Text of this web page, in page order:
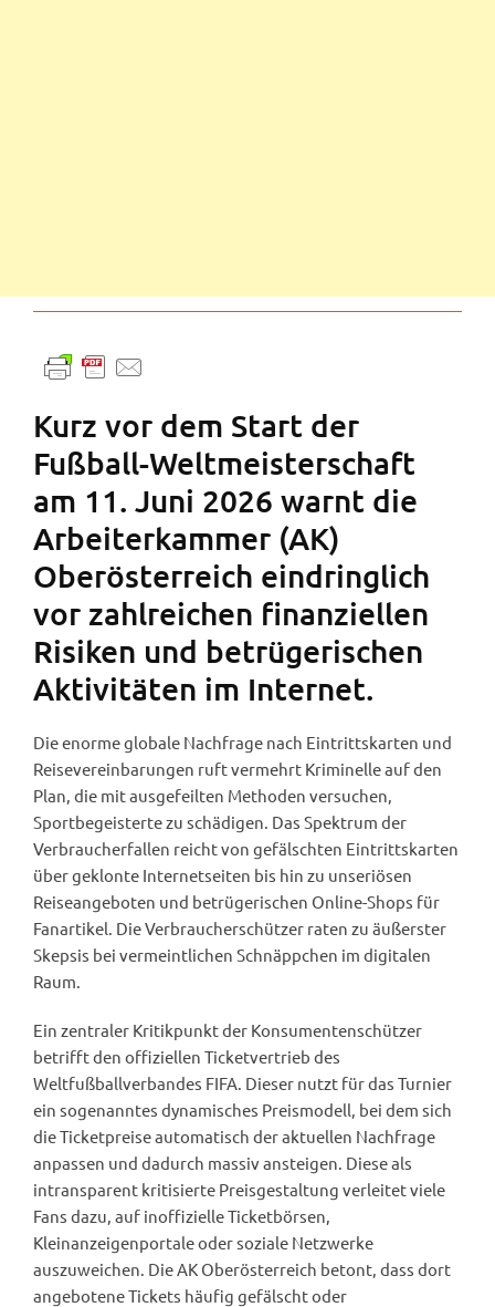
Kurz vor dem Start der
Fußball-Weltmeisterschaft
am 11. Juni 2026 warnt die
Arbeiterkammer (AK)
Oberösterreich eindringlich
vor zahlreichen finanziellen
Risiken und betrügerischen
Aktivitäten im Internet.
Die enorme globale Nachfrage nach Eintrittskarten und
Reisevereinbarungen ruft vermehrt Kriminelle auf den
Plan, die mit ausgefeilten Methoden versuchen,
Sportbegeisterte zu schädigen. Das Spektrum der
Verbraucherfallen reicht von gefälschten Eintrittskarten
über geklonte Internetseiten bis hin zu unseriösen
Reiseangeboten und betrügerischen Online-Shops für
Fanartikel. Die Verbraucherschützer raten zu äußerster
Skepsis bei vermeintlichen Schnäppchen im digitalen
Raum.
Ein zentraler Kritikpunkt der Konsumentenschützer
betrifft den offiziellen Ticketvertrieb des
Weltfußballverbandes FIFA. Dieser nutzt für das Turnier
ein sogenanntes dynamisches Preismodell, bei dem sich
die Ticketpreise automatisch der aktuellen Nachfrage
anpassen und dadurch massiv ansteigen. Diese als
intransparent kritisierte Preisgestaltung verleitet viele
Fans dazu, auf inoffizielle Ticketbörsen,
Kleinanzeigenportale oder soziale Netzwerke
auszuweichen. Die AK Oberösterreich betont, dass dort
angebotene Tickets häufig gefälscht oder